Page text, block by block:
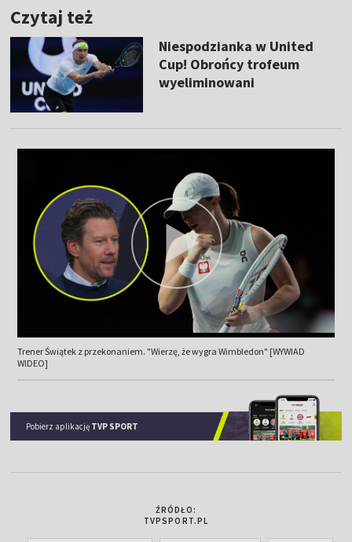
Czytaj też
Niespodzianka w United
Cup! Obrońcy trofeum
wyeliminowani
Trener Świątek z przekonaniem. "Wierzę, że wygra Wimbledon" [WYWIAD
WIDEO]
Pobierz aplikację TVP SPORT
ŹRÓDŁO:
TVPSPORT.PL